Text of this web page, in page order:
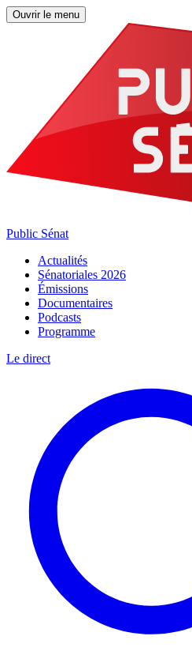
Ouvrir le menu
Public Sénat
Actualités
Sénatoriales 2026
Émissions
Documentaires
Podcasts
Programme
Le direct